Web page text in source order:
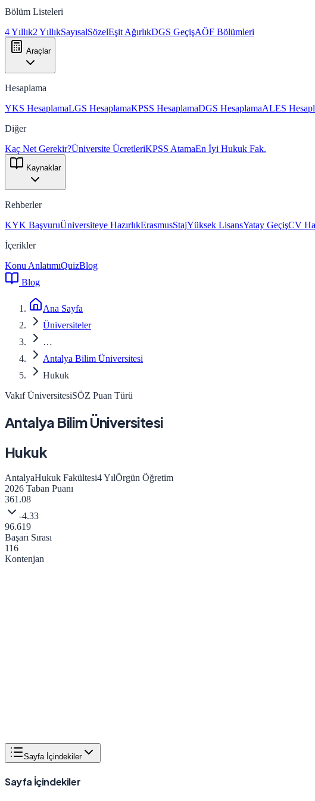
Bölüm Listeleri
4 Yıllık2 YıllıkSayısalSözelEşit AğırlıkDGS GeçişAÖF Bölümleri
Araçlar
Hesaplama
YKS HesaplamaLGS HesaplamaKPSS HesaplamaDGS HesaplamaALES
Diğer
Kaç Net Gerekir?Üniversite ÜcretleriKPSS AtamaEn İyi Hukuk Fak.
Kaynaklar
Rehberler
KYK BaşvuruÜniversiteye HazırlıkErasmusStajYüksek LisansYatay GeçişCV
İçerikler
Konu AnlatımıQuizBlog
Blog
Ana Sayfa
Üniversiteler
…
Antalya Bilim Üniversitesi
Hukuk
Vakıf ÜniversitesiSÖZ Puan Türü
Antalya Bilim Üniversitesi
Hukuk
AntalyaHukuk Fakültesi4YılÖrgün Öğretim
2026 Taban Puanı
361.08
-4.33
96.619
Başarı Sırası
116
Kontenjan
Sayfa İçindekiler
Sayfa İçindekiler